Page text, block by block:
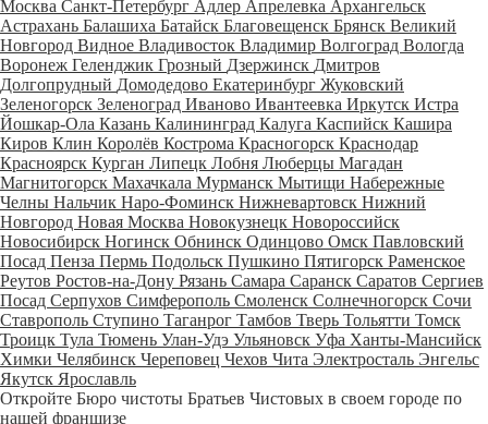
Москва Санкт-Петербург Адлер Апрелевка Архангельск
Астрахань Балашиха Батайск Благовещенск Брянск Великий
Новгород Видное Владивосток Владимир Волгоград Вологда
Воронеж Геленджик Грозный Дзержинск Дмитров
Долгопрудный Домодедово Екатеринбург Жуковский
Зеленогорск Зеленоград Иваново Ивантеевка Иркутск Истра
Йошкар-Ола Казань Калининград Калуга Каспийск Кашира
Киров Клин Королёв Кострома Красногорск Краснодар
Красноярск Курган Липецк Лобня Люберцы Магадан
Магнитогорск Махачкала Мурманск Мытищи Набережные
Челны Нальчик Наро-Фоминск Нижневартовск Нижний
Новгород Новая Москва Новокузнецк Новороссийск
Новосибирск Ногинск Обнинск Одинцово Омск Павловский
Посад Пенза Пермь Подольск Пушкино Пятигорск Раменское
Реутов Ростов-на-Дону Рязань Самара Саранск Саратов Сергиев
Посад Серпухов Симферополь Смоленск Солнечногорск Сочи
Ставрополь Ступино Таганрог Тамбов Тверь Тольятти Томск
Троицк Тула Тюмень Улан-Удэ Ульяновск Уфа Ханты-Мансийск
Химки Челябинск Череповец Чехов Чита Электросталь Энгельс
Якутск Ярославль
Откройте Бюро чистоты Братьев Чистовых в своем городе по
нашей франшизе